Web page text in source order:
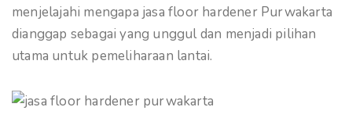
menjelajahi mengapa jasa floor hardener Purwakarta
dianggap sebagai yang unggul dan menjadi pilihan
utama untuk pemeliharaan lantai.